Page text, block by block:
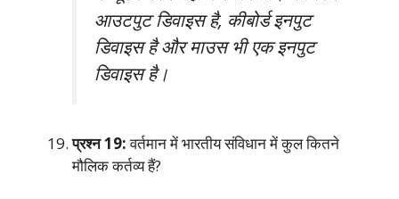
आउटपुट डिवाइस है, कीबोर्ड इनपुट
डिवाइस है और माउस भी एक इनपुट
डिवाइस है।
प्रश्न 19:वर्तमान में भारतीय संविधान में कुल कितने
मौलिक कर्तव्य हैं?